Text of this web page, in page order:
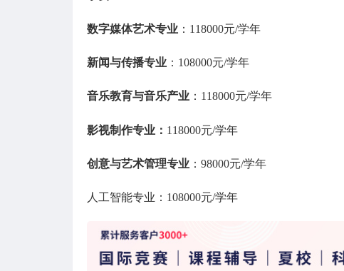
数字媒体艺术专业 ：118000元/学年
新闻与传播专业 ：108000元/学年
音乐教育与音乐产业 ：118000元/学年
影视制作专业： 118000元/学年
创意与艺术管理专业 ：98000元/学年
人工智能专业：108000元/学年